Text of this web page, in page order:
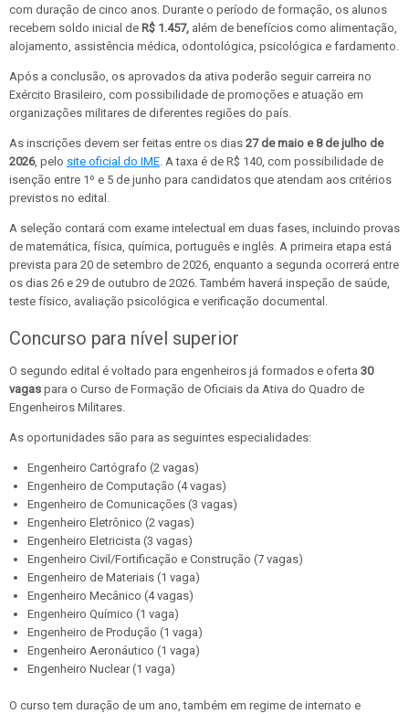
com duração de cinco anos. Durante o período de formação, os alunos
recebem soldo inicial de R$ 1.457, além de benefícios como alimentação,
alojamento, assistência médica, odontológica, psicológica e fardamento.
Após a conclusão, os aprovados da ativa poderão seguir carreira no
Exército Brasileiro, com possibilidade de promoções e atuação em
organizações militares de diferentes regiões do país.
As inscrições devem ser feitas entre os dias 27 de maio e 8 de julho de
2026, pelo site oficial do IME. A taxa é de R$ 140, com possibilidade de
isenção entre 1º e 5 de junho para candidatos que atendam aos critérios
previstos no edital.
A seleção contará com exame intelectual em duas fases, incluindo provas
de matemática, física, química, português e inglês. A primeira etapa está
prevista para 20 de setembro de 2026, enquanto a segunda ocorrerá entre
os dias 26 e 29 de outubro de 2026. Também haverá inspeção de saúde,
teste físico, avaliação psicológica e verificação documental.
Concurso para nível superior
O segundo edital é voltado para engenheiros já formados e oferta 30
vagas para o Curso de Formação de Oficiais da Ativa do Quadro de
Engenheiros Militares.
As oportunidades são para as seguintes especialidades:
Engenheiro Cartógrafo (2 vagas)
Engenheiro de Computação (4 vagas)
Engenheiro de Comunicações (3 vagas)
Engenheiro Eletrônico (2 vagas)
Engenheiro Eletricista (3 vagas)
Engenheiro Civil/Fortificação e Construção (7 vagas)
Engenheiro de Materiais (1 vaga)
Engenheiro Mecânico (4 vagas)
Engenheiro Químico (1 vaga)
Engenheiro de Produção (1 vaga)
Engenheiro Aeronáutico (1 vaga)
Engenheiro Nuclear (1 vaga)
O curso tem duração de um ano, também em regime de internato e